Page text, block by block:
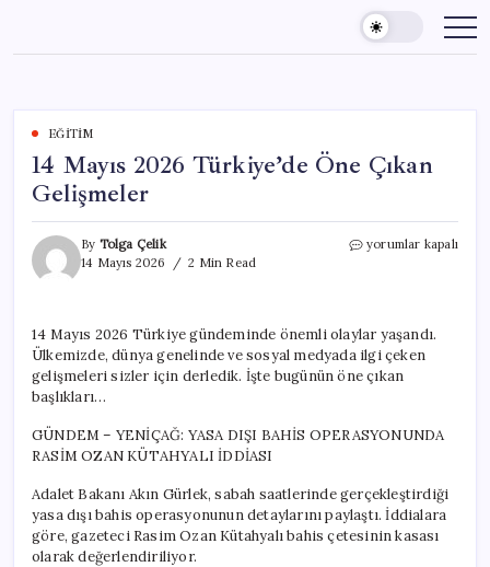
content
EĞITIM
14 Mayıs 2026 Türkiye’de Öne Çıkan
Gelişmeler
By Tolga Çelik
14 Mayıs 2026
2 Min Read
14
Çıkan
Gelişmeler
için
yorumlar kapalı
14 Mayıs 2026 Türkiye gündeminde önemli olaylar yaşandı.
Ülkemizde, dünya genelinde ve sosyal medyada ilgi çeken
gelişmeleri sizler için derledik. İşte bugünün öne çıkan
başlıkları…
GÜNDEM – YENİÇAĞ: YASA DIŞI BAHİS OPERASYONUNDA
RASİM OZAN KÜTAHYALI İDDİASI
Adalet Bakanı Akın Gürlek, sabah saatlerinde gerçekleştirdiği
yasa dışı bahis operasyonunun detaylarını paylaştı. İddialara
göre, gazeteci Rasim Ozan Kütahyalı bahis çetesinin kasası
olarak değerlendiriliyor.